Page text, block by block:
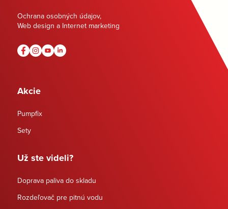
Ochrana osobných údajov,
Web design a Internet marketing
Akcie
Pumpfix
Sety
Už ste videli?
Doprava paliva do skladu
Rozdeľovač pre pitnú vodu